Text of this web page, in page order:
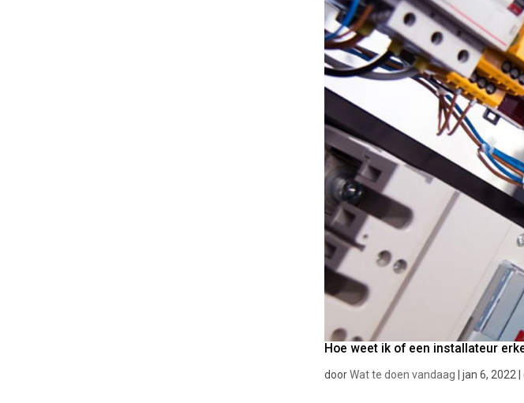
Hoe weet ik of een installateur
doorWat te doen vandaag |jan 6, 2022 |